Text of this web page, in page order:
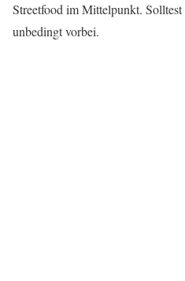
Streetfood im Mittelpunkt.
unbedingt vorbei.